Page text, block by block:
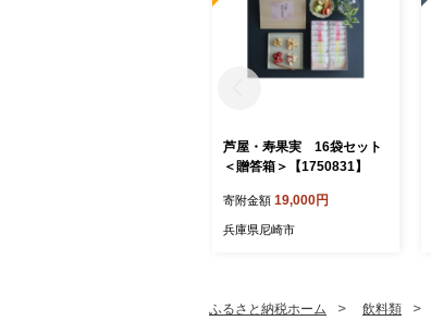
芦屋・寿果実 16袋セット
＜贈答箱＞【1750831】
寄附金額 19,000円
兵庫県尼崎市
ふるさと納税ホーム 飲料類